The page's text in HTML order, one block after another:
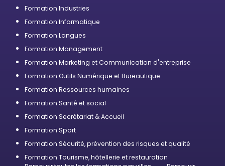
Formation Industries
Formation Informatique
Formation Langues
Formation Management
Formation Marketing et Communication d'entreprise
Formation Outils Numérique et Bureautique
Formation Ressources humaines
Formation Santé et social
Formation Secrétariat & Accueil
Formation Sport
Formation Sécurité, prévention des risques et qualité
Formation Tourisme, hôtellerie et restauration